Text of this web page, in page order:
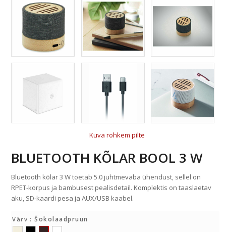
Kuva rohkem pilte
BLUETOOTH KÕLAR BOOL 3 W
Bluetooth kõlar 3 W toetab 5.0 juhtmevaba ühendust, sellel on
RPET-korpus ja bambusest pealisdetail. Komplektis on taaslaetav
aku, SD-kaardi pesa ja AUX/USB kaabel.
Värv : Šokolaadpruun